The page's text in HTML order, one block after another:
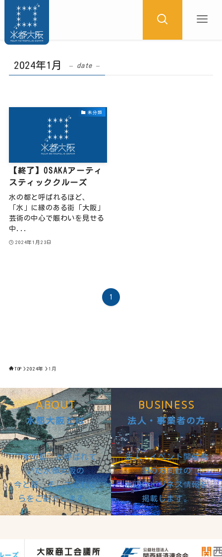
2024年1月 – date –
未分類
【終了】OSAKAアーティ
スティッククルーズ
水の都と呼ばれるほど、
「水」に縁のある街「大阪」
芸術の中心で賑わいを見せる
中...
2024年1月23日
1
TOP 2024年 1月
ABOUT
水都大阪とは
“水の都”と呼ばれて
いた水都大阪の
今と昔、そしてこれか
らをご紹介します。
BUSINESS
法人・事業者の方
法人・イベント開催希
望の方向けの
水辺のビジネス情報を
掲載します。